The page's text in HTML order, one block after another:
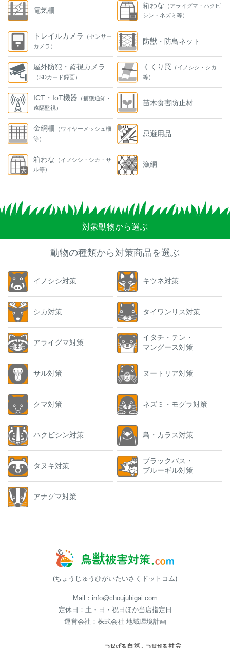
電気柵
トレイルカメラ
（センサー
カメラ）
屋外防犯・監視カメラ
（SDカード録画）
ICT・IoT機器 （捕獲通知・
遠隔監視）
金網柵 （ワイヤーメッシュ柵
等）
箱わな （イノシシ・シカ・サ
ル等）
箱わな （アライグマ・ハクビ
シン・ネズミ等）
防獣・防鳥ネット
くくり罠 （イノシシ・シカ
等）
苗木食害防止材
忌避用品
漁網
対象動物から選ぶ
動物の種類から対策商品を選ぶ
イノシシ対策
シカ対策
アライグマ対策
サル対策
クマ対策
ハクビシン対策
タヌキ対策
アナグマ対策
キツネ対策
タイワンリス対策
イタチ・テン・
マングース対策
ヌートリア対策
ネズミ・モグラ対策
鳥・カラス対策
ブラックバス・
ブルーギル対策
(ちょうじゅうひがいたいさくドットコム)
Mail：info@choujuhigai.com
定休日：土・日・祝日ほか当店指定日
運営会社：株式会社 地域環境計画